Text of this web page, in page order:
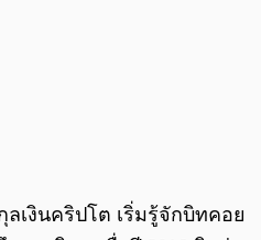
เงินคริปโต เริ่มรู้จักบิทคอย